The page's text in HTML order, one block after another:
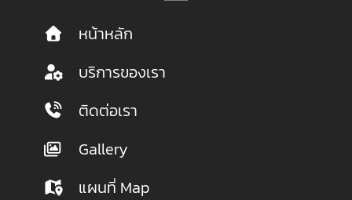
หน้าหลัก
บริการของเรา
ติดต่อเรา
Gallery
แผนที่ Map